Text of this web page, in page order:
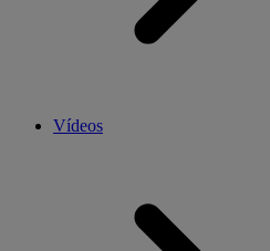
Vídeos